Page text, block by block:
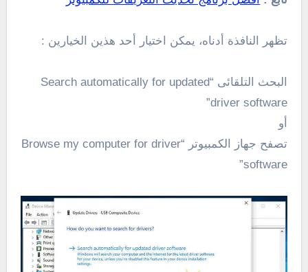
تظهر النافذة أدناه، يمكن اختيار أحد هذين الخيارين :
البحث التلقائى “Search automatically for updated
driver software”
أو
تصفح جهاز الكمبيوتر “Browse my computer for driver
software”